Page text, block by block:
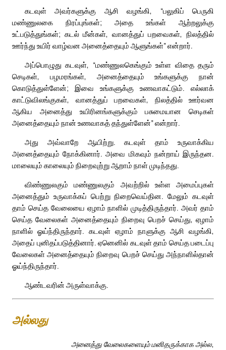
கடவுள் அவர்களுக்கு ஆசி வழங்கி, “பலுகிப் பெருகி
மண்ணுலகை நிரப்புங்கள்; அதை உங்கள் ஆற்றலுக்கு
உட்படுத்துங்கள்; கடல் மீன்கள், வானத்துப் பறவைகள், நிலத்தில்
ஊர்ந்து உயிர் வாழ்வன அனைத்தையும் ஆளுங்கள்” என்றார்.
அப்பொழுது கடவுள், “மண்ணுலகெங்கும் உள்ள விதை தரும்
செடிகள், பழமரங்கள், அனைத்தையும் உங்களுக்கு நான்
கொடுத்துள்ளேன்; இவை உங்களுக்கு உணவாகட்டும். எல்லாக்
காட்டுவிலங்குகள், வானத்துப் பறவைகள், நிலத்தில் ஊர்வன
ஆகிய அனைத்து உயிரினங்களுக்கும் பசுமையான செடிகள்
அனைத்தையும் நான் உணவாகத் தந்துள்ளேன்” என்றார்.
அது அவ்வாறே ஆயிற்று. கடவுள் தாம் உருவாக்கிய
அனைத்தையும் நோக்கினார். அவை மிகவும் நன்றாய் இருந்தன.
மாலையும் காலையும் நிறைவுற்று ஆறாம் நாள் முடிந்தது.
விண்ணுலகும் மண்ணுலகும் அவற்றில் உள்ள அமைப்புகள்
அனைத்தும் உருவாக்கப் பெற்று நிறைவெய்தின. மேலும் கடவுள்
தாம் செய்த வேலையை ஏழாம் நாளில் முடித்திருந்தார். அவர் தாம்
செய்த வேலைகள் அனைத்தையும் நிறைவு பெறச் செய்து, ஏழாம்
நாளில் ஓய்ந்திருந்தார். கடவுள் ஏழாம் நாளுக்கு ஆசி வழங்கி,
அதைப் புனிதப்படுத்தினார். ஏனெனில் கடவுள் தாம் செய்த படைப்பு
வேலைகள் அனைத்தையும் நிறைவு பெறச் செய்து அந்நாளில்தான்
ஓய்ந்திருந்தார்.
ஆண்டவரின் அருள்வாக்கு.
அல்லது
அனைத்து வேலைகளையும் மனிதருக்காக அல்ல,